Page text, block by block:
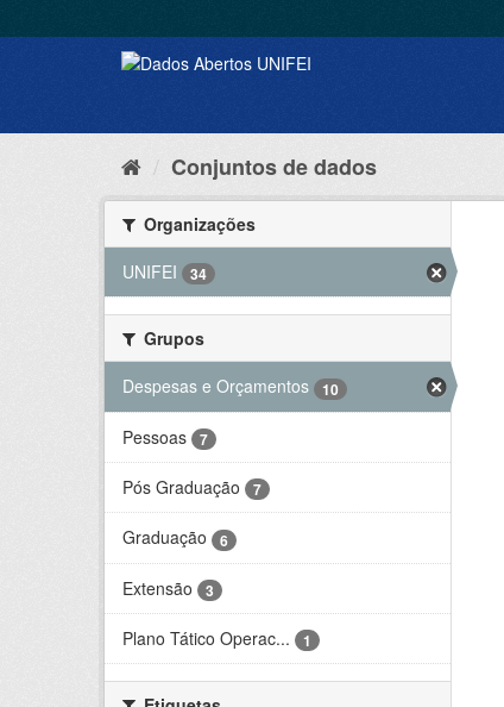
Conjuntos de dados
Organizações
UNIFEI
34
Grupos
Despesas e Orçamentos
10
Pessoas 7
Pós Graduação 7
Graduação 6
Extensão 3
Plano Tático Operac... 1